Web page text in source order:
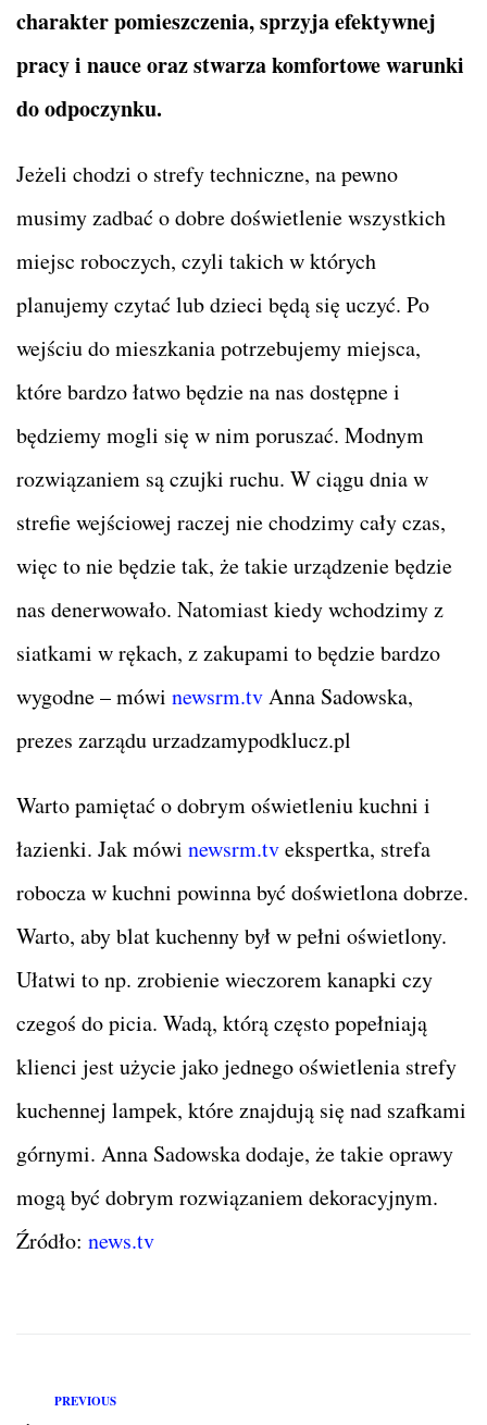
charakter pomieszczenia, sprzyja efektywnej
pracy i nauce oraz stwarza komfortowe warunki
do odpoczynku.
Jeżeli chodzi o strefy techniczne, na pewno
musimy zadbać o dobre doświetlenie wszystkich
miejsc roboczych, czyli takich w których
planujemy czytać lub dzieci będą się uczyć. Po
wejściu do mieszkania potrzebujemy miejsca,
które bardzo łatwo będzie na nas dostępne i
będziemy mogli się w nim poruszać. Modnym
rozwiązaniem są czujki ruchu. W ciągu dnia w
strefie wejściowej raczej nie chodzimy cały czas,
więc to nie będzie tak, że takie urządzenie będzie
nas denerwowało. Natomiast kiedy wchodzimy z
siatkami w rękach, z zakupami to będzie bardzo
wygodne – mówi newsrm.tvAnna Sadowska,
prezes zarządu urzadzamypodklucz.pl
Warto pamiętać o dobrym oświetleniu kuchni i
łazienki. Jak mówi newsrm.tvekspertka, strefa
robocza w kuchni powinna być doświetlona dobrze.
Warto, aby blat kuchenny był w pełni oświetlony.
Ułatwi to np. zrobienie wieczorem kanapki czy
czegoś do picia. Wadą, którą często popełniają
klienci jest użycie jako jednego oświetlenia strefy
kuchennej lampek, które znajdują się nad szafkami
górnymi. Anna Sadowska dodaje, że takie oprawy
mogą być dobrym rozwiązaniem dekoracyjnym.
Źródło: news.tv
PREVIOUS